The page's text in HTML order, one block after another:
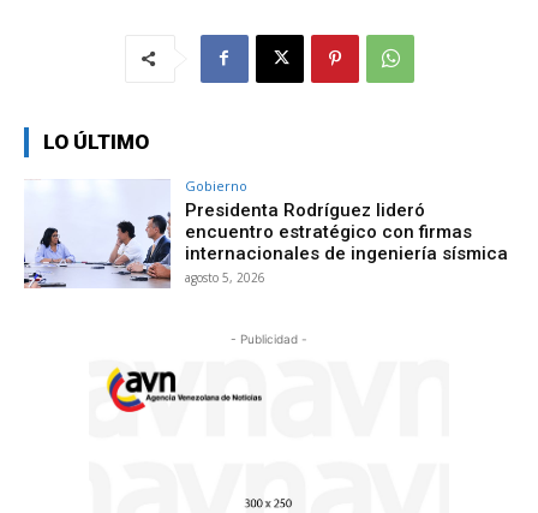
LO ÚLTIMO
Gobierno
Presidenta Rodríguez lideró
encuentro estratégico con firmas
internacionales de ingeniería sísmica
agosto 5, 2026
- Publicidad -